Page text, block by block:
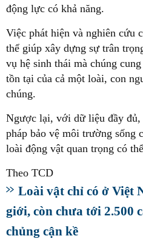
động lực có khả năng.
Việc phát hiện và nghiên cứu
thể giúp xây dựng sự trân
vụ hệ sinh thái mà chúng
tồn tại của cả một loài, con
chúng.
Ngược lại, với dữ liệu đầy đủ,
pháp bảo vệ môi trường sống
loài động vật quan trọng có
Theo TCD
Loài vật chỉ có ở Việt
giới, còn chưa tới 2.500
chủng cận kề